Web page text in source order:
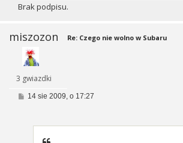
Brak podpisu.
miszozon
3 gwiazdki
Re: Czego nie wolno w Subaru
P14 sie 2009, o 17:27